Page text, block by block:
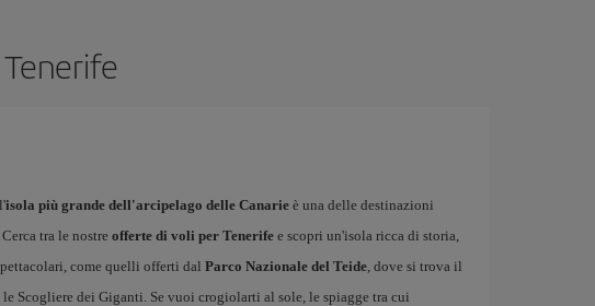
isola più grande dell'arcipelago delle Canarieè una delle destinazioni
tra le nostre offerte di voli per Tenerifee scopri un'isola ricca di storia,
come quelli offerti dal Parco Nazionale del Teide, dove si trova il
Scogliere dei Giganti. Se vuoi crogiolarti al sole, le spiagge tra cui